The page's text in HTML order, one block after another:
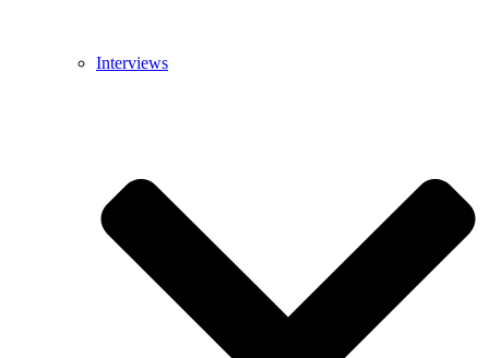
Interviews